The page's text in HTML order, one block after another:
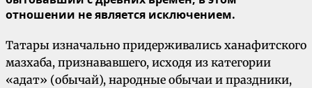
отношении не является исключением.
Татары изначально придерживались ханафитского
мазхаба, признававшего, исходя из категории
«адат» (обычай), народные обычаи и праздники,